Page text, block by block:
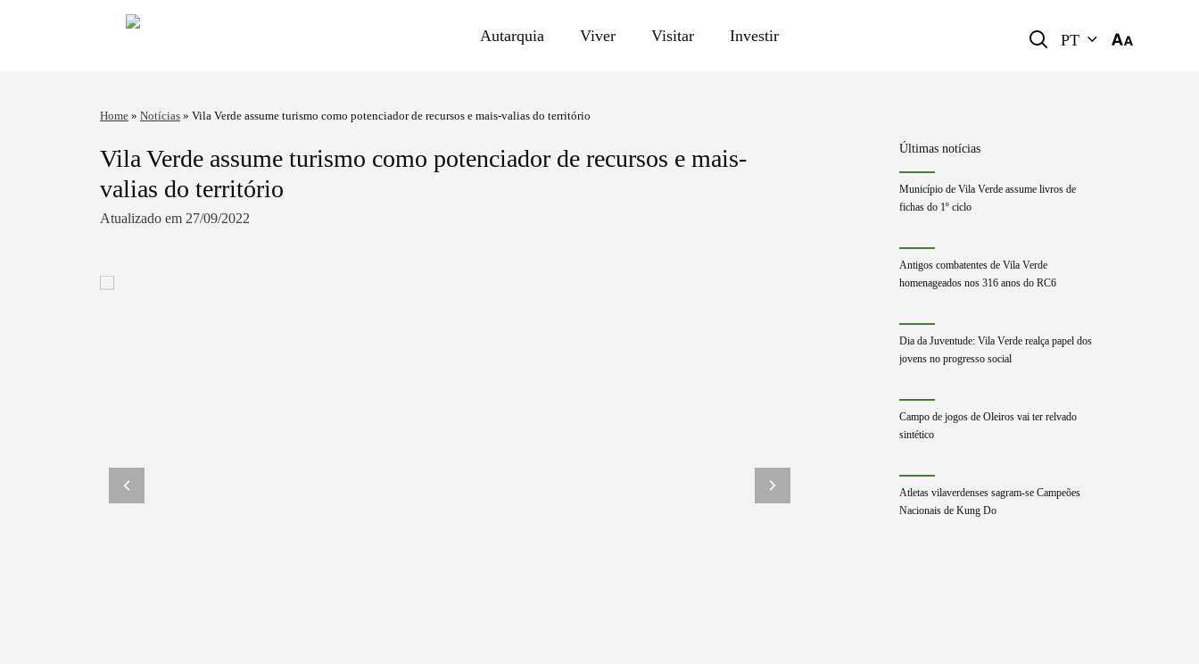
Autarquia Viver Visitar Investir PT
Home » Notícias » Vila Verde assume turismo como potenciador de recursos e mais-valias do território
Vila Verde assume turismo como potenciador de recursos e mais-
valias do território
Atualizado em 27/09/2022
Últimas notícias
Município de Vila Verde assume livros de
fichas do 1º ciclo
Antigos combatentes de Vila Verde
homenageados nos 316 anos do RC6
Dia da Juventude: Vila Verde realça papel dos
jovens no progresso social
Campo de jogos de Oleiros vai ter relvado
sintético
Atletas vilaverdenses sagram-se Campeões
Nacionais de Kung Do